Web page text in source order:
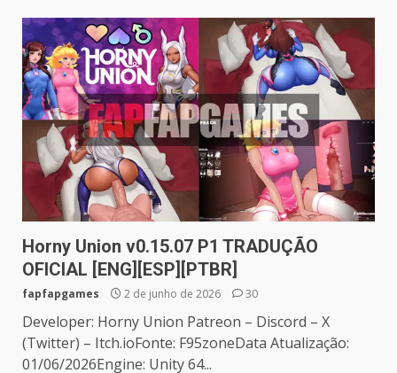
Horny Union v0.15.07 P1 TRADUÇÃO
OFICIAL [ENG][ESP][PTBR]
fapfapgames 2 de junho de 2026 30
Developer: Horny Union Patreon – Discord – X
(Twitter) – Itch.ioFonte: F95zoneData Atualização:
01/06/2026Engine: Unity 64...